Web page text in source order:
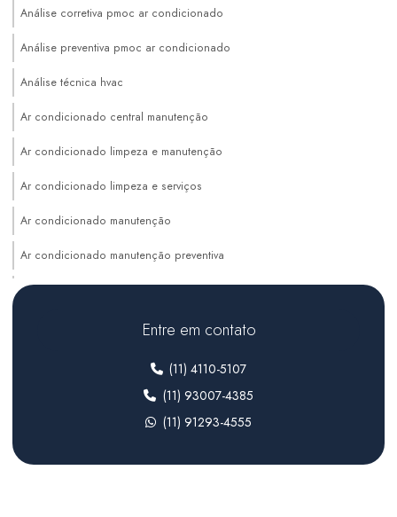
Análise corretiva pmoc ar condicionado
Análise preventiva pmoc ar condicionado
Análise técnica hvac
Ar condicionado central manutenção
Ar condicionado limpeza e manutenção
Ar condicionado limpeza e serviços
Ar condicionado manutenção
Ar condicionado manutenção preventiva
Auditoria de sistemas hvac
Climatização de ambientes comerciais
Climatização de ambientes industriais
Climatização para farmacêutica
Climatização para indústria
Climatização para laboratórios farmacêuticos
Entre em contato
(11) 4110-5107
(11) 93007-4385
(11) 91293-4555